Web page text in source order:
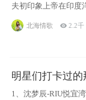
夫初印象上帝在印度
北海情歌 2.2千
明星们打卡过
1、沈梦辰-RIU悦宜